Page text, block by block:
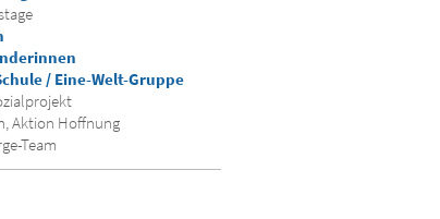
/ Eine-Welt-Gruppe
Aktion Hoffnung
Team